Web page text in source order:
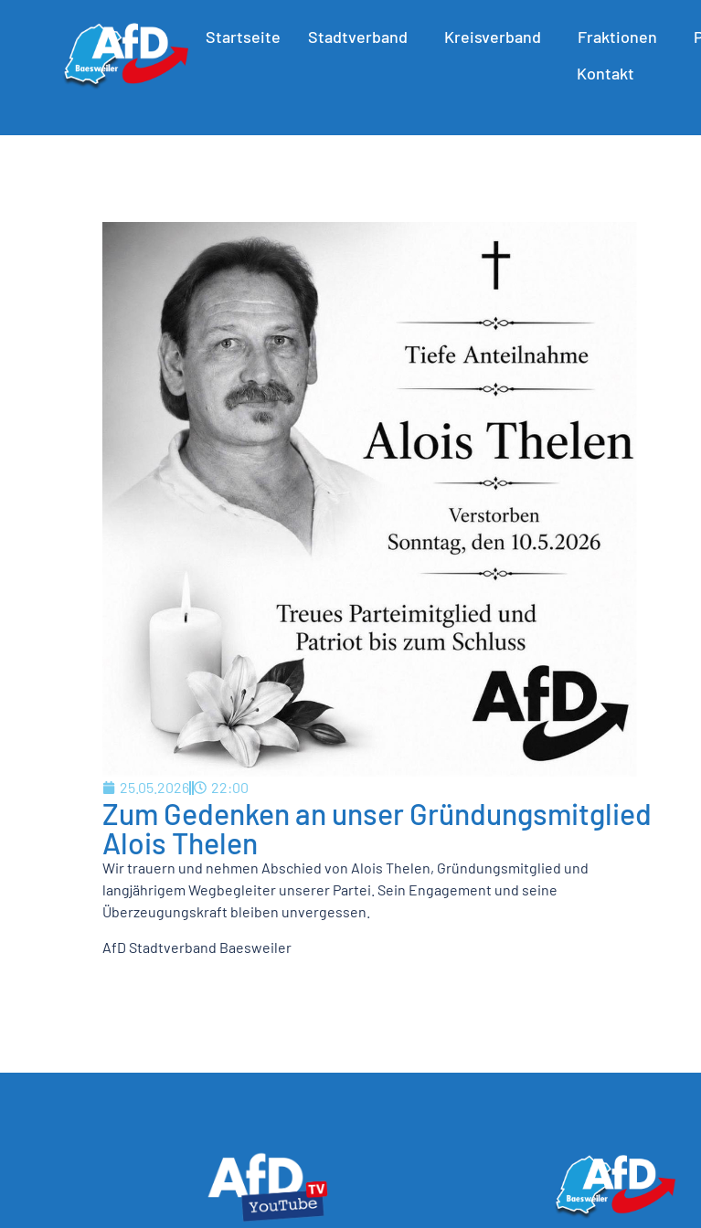
Startseite Stadtverband Kreisverband Fraktionen
Kontakt
25.05.2026 22:00
Zum Gedenken an unser Gründungsmitglied
Alois Thelen
Wir trauern und nehmen Abschied von Alois Thelen, Gründungsmitglied und
langjährigem Wegbegleiter unserer Partei. Sein Engagement und seine
Überzeugungskraft bleiben unvergessen.
AfD Stadtverband Baesweiler